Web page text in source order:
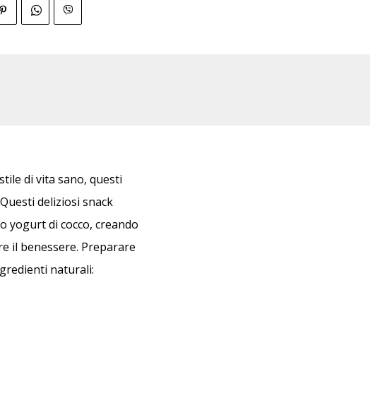
di vita sano, questi
deliziosi snack
yogurt di cocco, creando
il benessere. Preparare
naturali: